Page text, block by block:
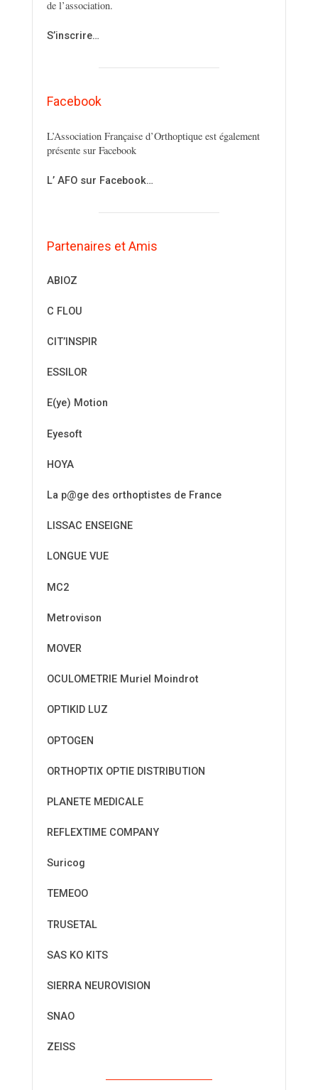
de l’association.
S’inscrire…
Facebook
L’Association Française d’Orthoptique est également
présente sur Facebook
L’ AFO sur Facebook…
Partenaires et Amis
ABIOZ
C FLOU
CIT’INSPIR
ESSILOR
E(ye) Motion
Eyesoft
HOYA
La p@ge des orthoptistes de France
LISSAC ENSEIGNE
LONGUE VUE
MC2
Metrovison
MOVER
OCULOMETRIE Muriel Moindrot
OPTIKID LUZ
OPTOGEN
ORTHOPTIX OPTIE DISTRIBUTION
PLANETE MEDICALE
REFLEXTIME COMPANY
Suricog
TEMEOO
TRUSETAL
SAS KO KITS
SIERRA NEUROVISION
SNAO
ZEISS